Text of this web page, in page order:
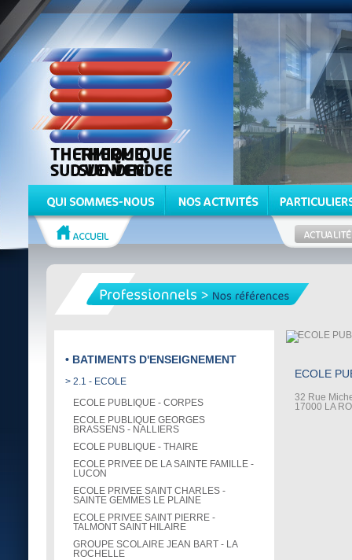
• BATIMENTS D'ENSEIGNEMENT
> 2.1 - ECOLE
ECOLE PUBLIQUE - CORPES
ECOLE PUBLIQUE GEORGES
BRASSENS - NALLIERS
ECOLE PUBLIQUE - THAIRE
ECOLE PRIVEE DE LA SAINTE FAMILLE -
LUCON
ECOLE PRIVEE SAINT CHARLES -
SAINTE GEMMES LE PLAINE
ECOLE PRIVEE SAINT PIERRE -
TALMONT SAINT HILAIRE
GROUPE SCOLAIRE JEAN BART - LA
ROCHELLE
ECOLE
32 Rue
17000 LA